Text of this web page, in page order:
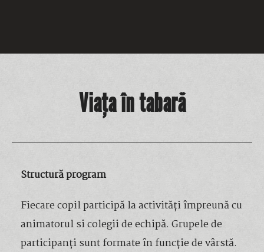
Viața în tabară
Structură program
Fiecare copil participă la activități împreună cu
animatorul si colegii de echipă. Grupele de
participanți sunt formate în funcție de vârstă.